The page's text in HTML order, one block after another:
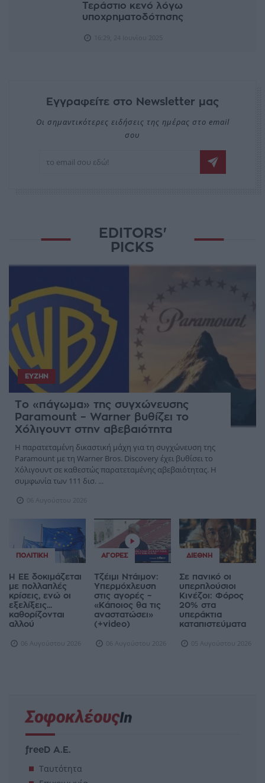
Τεράστιο κενό λόγω
υποχρηματοδότησης
Εγγραφείτε στο Newsletter μας
Οι σημαντικότερες ειδήσεις της ημέρας στο email
σου
EDITORS'
PICKS
ΕΥΖΗΝ
Το «πάγωμα» της συγχώνευσης
Paramount – Warner βυθίζει το
Χόλιγουντ στην αβεβαιότητα
Η παρατεταμένη δικαστική μάχη για τη συγχώνευση της
Paramount με τη Warner Bros. Discovery έχει βυθίσει το
Χόλιγουντ σε καθεστώς παρατεταμένης αβεβαιότητας. Η
συμφωνία των 111 δισ. ...
06 Αυγούστου 2026
ΠΟΛΙΤΙΚΉ
Η ΕΕ δοκιμάζεται
με πολλαπλές
κρίσεις, ενώ οι
εξελίξεις...
καθορίζονται
αλλού
06 Αυγούστου 2026
ΑΓΟΡΈΣ
Τζέιμι Ντάιμον:
Υπερμόχλευση
στις αγορές –
«Κάποιος θα τις
αναστατώσει»
(+video)
06 Αυγούστου 2026
ΔΙΕΘΝΉ
Σε πανικό οι
υπερπλούσιοι
Κινέζοι: Φόρος
20% στα
υπεράκτια
καταπιστεύματα
05 Αυγούστου 2026
freeD Α.Ε.
Ταυτότητα